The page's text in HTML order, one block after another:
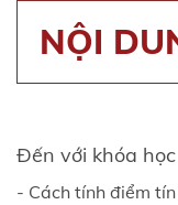
NỘI
Đến với khóa
- Cách tính điểm